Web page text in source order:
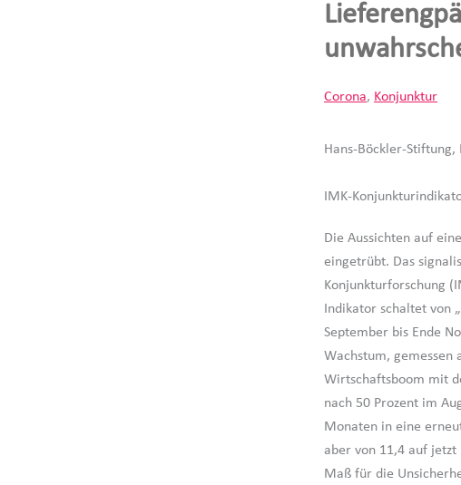
Corona, Konjunktur
Hans-Böckler-
IMK-
Die Aussichten auf
eingetrübt. Das
Konjunkturforschung
Indikator schaltet von
September bis Ende
Wachstum,
Wirtschaftsboom mit
nach 50 Prozent im
Monaten in eine
aber von 11,4 auf jetzt
Maß für die